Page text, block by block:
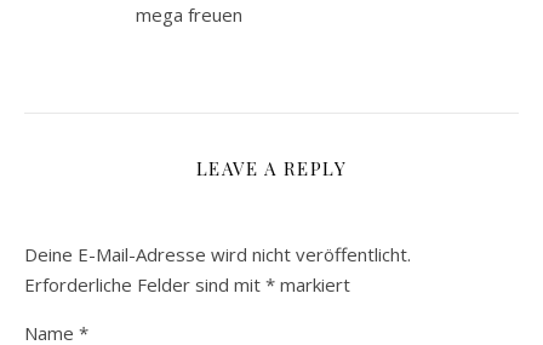
mega freuen
LEAVE A REPLY
Deine E-Mail-Adresse wird nicht veröffentlicht.
Erforderliche Felder sind mit * markiert
Name *